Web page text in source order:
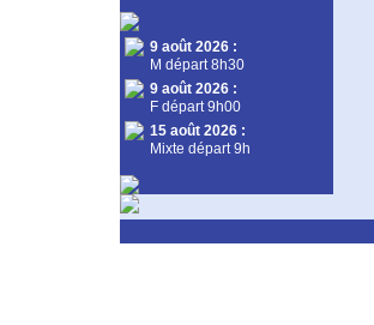
9 août 2026 :
M départ 8h30
9 août 2026 :
F départ 9h00
15 août 2026 :
Mixte départ 9h